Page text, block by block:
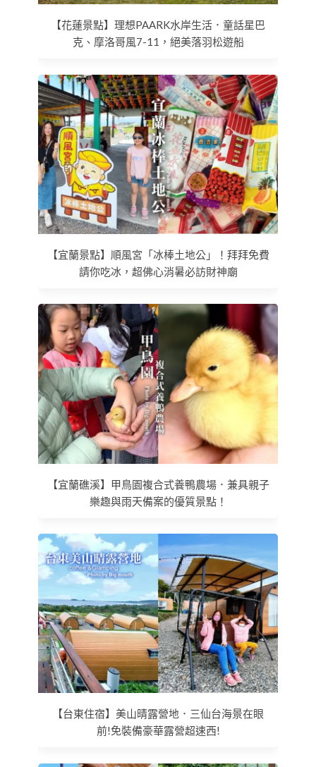
【花蓮景點】理想PAARK水岸生活．童話星巴
克、摩洛哥風7-11，絕美落羽松遊船
【宜蘭景點】順風宮「冰棒土地公」！拜拜免費
請你吃冰，超佛心消暑必訪財神廟
【宜蘭礁溪】甲鳥園複合式養鴨農場．兼具親子
樂趣與雨天備案的優質景點！
【台東住宿】美山晴露營地．三仙台海景在眼
前!免裝備豪華露營超速西!